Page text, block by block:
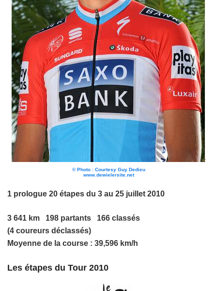
© Photo : Courtesy Guy Dedieu
www.dewielersite.net
1 prologue 20 étapes du 3 au 25 juillet 2010
3 641 km 198 partants 166 classés
(4 coureurs déclassés)
Moyenne de la course : 39,596 km/h
Les étapes du Tour 2010